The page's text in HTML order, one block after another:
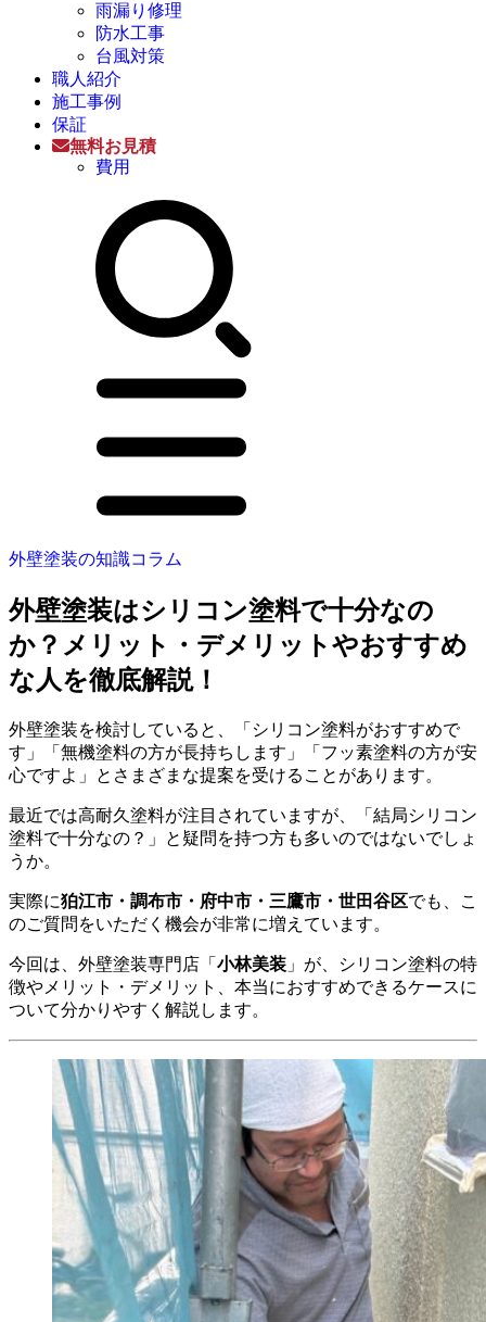
雨漏り修理
防水工事
台風対策
職人紹介
施工事例
保証
無料お見積
費用
外壁塗装の知識コラム
外壁塗装はシリコン塗料で十分なの
か？メリット・デメリットやおすすめ
な人を徹底解説！
外壁塗装を検討していると、「シリコン塗料がおすすめで
す」「無機塗料の方が長持ちします」「フッ素塗料の方が安
心ですよ」とさまざまな提案を受けることがあります。
最近では高耐久塗料が注目されていますが、「結局シリコン
塗料で十分なの？」と疑問を持つ方も多いのではないでしょ
うか。
実際に狛江市・調布市・府中市・三鷹市・世田谷区でも、こ
のご質問をいただく機会が非常に増えています。
今回は、外壁塗装専門店「 小林美装 」が、シリコン塗料の特
徴やメリット・デメリット、本当におすすめできるケースに
ついて分かりやすく解説します。